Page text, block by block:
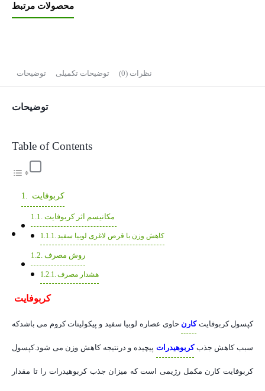
محصولات مرتبط
توضیحات توضیحات تکمیلی نظرات (0)
توضیحات
Table of Contents
کربوفایت
کاهش وزن با قرص لاغری لوبیا سفید
روش مصرف
هشدار مصرف
کربوفایت
کپسول کربوفایتکارن حاوی عصاره لوبیا سفید و پیکولینات کروم می باشدکه
سبب کاهش جذبکربوهیدرات پیچیده و درنتیجه کاهش وزن می شود.کپسول
کربوفایت کارن مکمل رژیمی است که میزان جذب کربوهیدرات را تا مقدار